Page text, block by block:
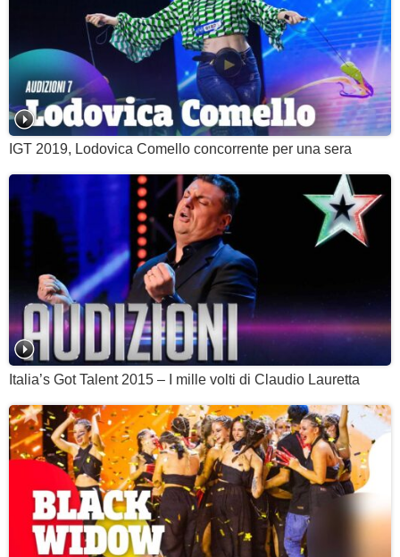
IGT 2019, Lodovica Comello concorrente per una sera
Italia’s Got Talent 2015 – I mille volti di Claudio Lauretta